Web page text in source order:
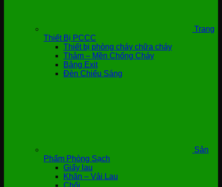
Trang
Thiết Bị PCCC
Thiết bị phòng cháy chữa cháy
Thảm – Mền Chống Cháy
Bảng Exit
Đèn Chiếu Sáng
Sản
Phẩm Phòng Sạch
Giấy lau
Khăn – Vải Lau
Chổi